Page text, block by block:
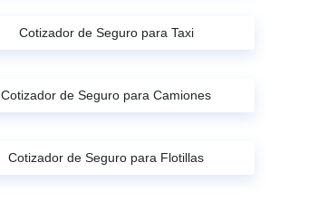
Cotizador de Seguro para Taxi
Cotizador de Seguro para Camiones
Cotizador de Seguro para Flotillas